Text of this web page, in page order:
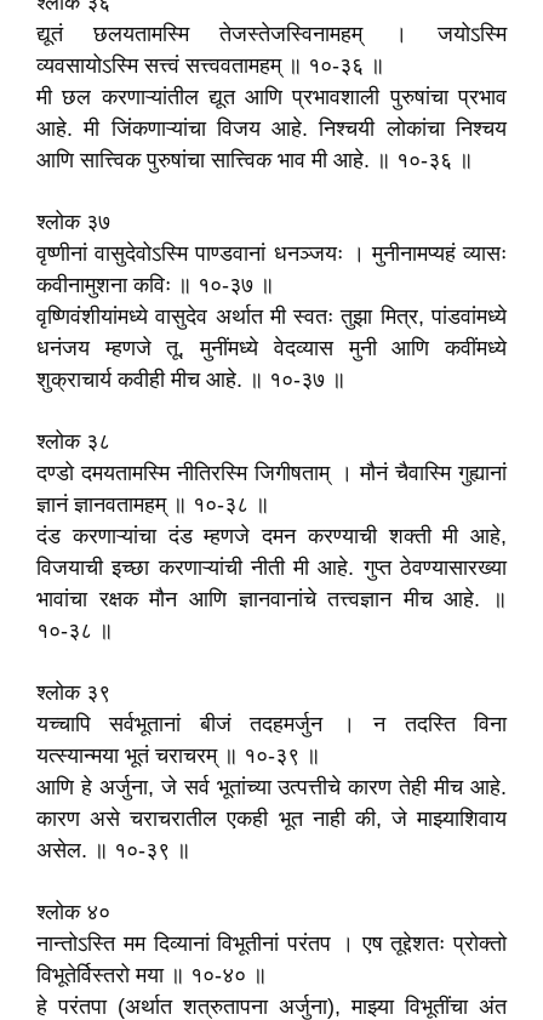
द्यूतं छलयतामस्मि तेजस्तेजस्विनामहम्‌ । जयोऽस्मि
व्यवसायोऽस्मि सत्त्वं सत्त्ववतामहम्‌ ॥ १०-३६ ॥
मी छल करणाऱ्यांतील द्यूत आणि प्रभावशाली पुरुषांचा प्रभाव
आहे. मी जिंकणाऱ्यांचा विजय आहे. निश्चयी लोकांचा निश्चय
आणि सात्त्विक पुरुषांचा सात्त्विक भाव मी आहे. ॥ १०-३६ ॥
श्लोक ३७
वृष्णीनां वासुदेवोऽस्मि पाण्डवानां धनञ्जयः । मुनीनामप्यहं व्यासः
कवीनामुशना कविः ॥ १०-३७ ॥
वृष्णिवंशीयांमध्ये वासुदेव अर्थात मी स्वतः तुझा मित्र, पांडवांमध्ये
धनंजय म्हणजे तू, मुनींमध्ये वेदव्यास मुनी आणि कवींमध्ये
शुक्राचार्य कवीही मीच आहे. ॥ १०-३७ ॥
श्लोक ३८
दण्डो दमयतामस्मि नीतिरस्मि जिगीषताम्‌ । मौनं चैवास्मि गुह्यानां
ज्ञानं ज्ञानवतामहम्‌ ॥ १०-३८ ॥
दंड करणाऱ्यांचा दंड म्हणजे दमन करण्याची शक्ती मी आहे,
विजयाची इच्छा करणाऱ्यांची नीती मी आहे. गुप्त ठेवण्यासारख्या
भावांचा रक्षक मौन आणि ज्ञानवानांचे तत्त्वज्ञान मीच आहे. ॥
१०-३८ ॥
श्लोक ३९
यच्चापि सर्वभूतानां बीजं तदहमर्जुन । न तदस्ति विना
यत्स्यान्मया भूतं चराचरम्‌ ॥ १०-३९ ॥
आणि हे अर्जुना, जे सर्व भूतांच्या उत्पत्तीचे कारण तेही मीच आहे.
कारण असे चराचरातील एकही भूत नाही की, जे माझ्याशिवाय
असेल. ॥ १०-३९ ॥
श्लोक ४०
नान्तोऽस्ति मम दिव्यानां विभूतीनां परंतप । एष तूद्देशतः प्रोक्तो
विभूतेर्विस्तरो मया ॥ १०-४० ॥
हे परंतपा (अर्थात शत्रुतापना अर्जुना), माझ्या विभूतींचा अंत